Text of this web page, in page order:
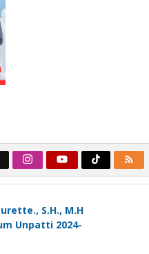
S.H., M.H
Unpatti 2024-